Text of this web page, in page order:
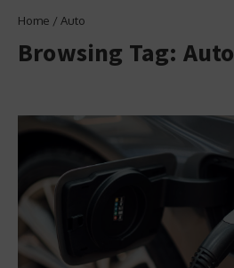
Home / Auto
Browsing Tag: Auto